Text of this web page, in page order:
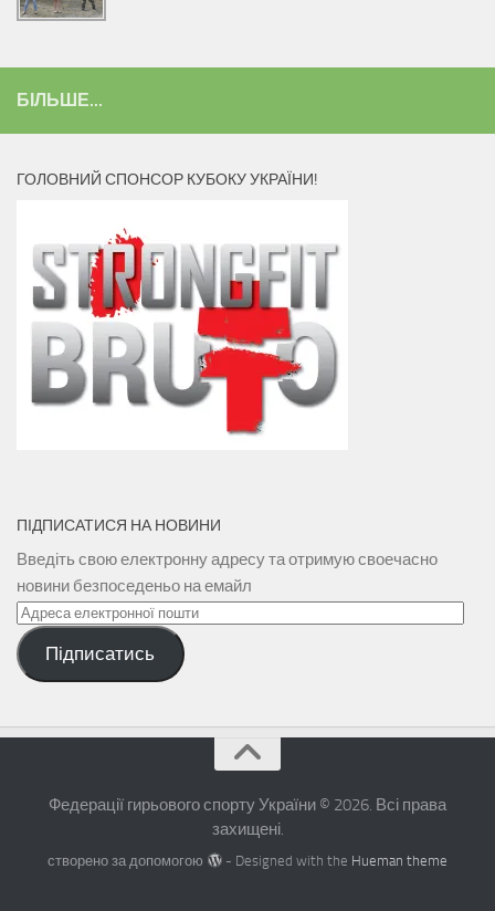
БІЛЬШЕ...
ГОЛОВНИЙ СПОНСОР КУБОКУ УКРАЇНИ!
ПІДПИСАТИСЯ НА НОВИНИ
Введіть свою електронну адресу та отримую своечасно
новини безпоседеньо на емайл
Адреса
електронної
поштиПідписатись
Федерації гирьового спорту України © 2026. Всі права
захищені.
створено за допомогою - Designed with the Hueman theme